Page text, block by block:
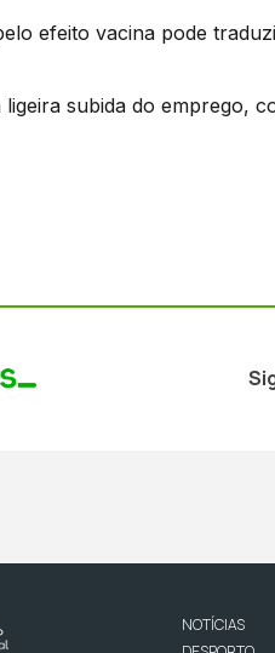
efeito vacina pode
ligeira subida do emprego,
NOTÍCIAS